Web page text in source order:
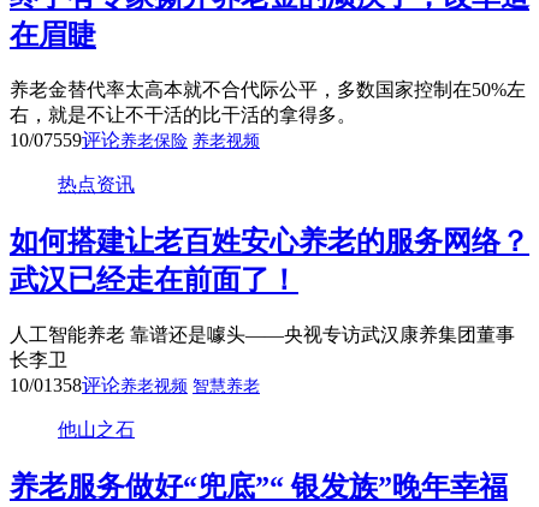
在眉睫
养老金替代率太高本就不合代际公平，多数国家控制在50%左
右，就是不让不干活的比干活的拿得多。
10/07559评论养老保险 养老视频
热点资讯
如何搭建让老百姓安心养老的服务网络？
武汉已经走在前面了！
人工智能养老 靠谱还是噱头——央视专访武汉康养集团董事
长李卫
10/01358评论养老视频 智慧养老
他山之石
养老服务做好“兜底”“ 银发族”晚年幸福